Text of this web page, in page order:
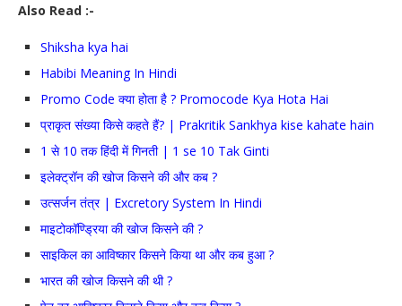
Also Read :-
Shiksha kya hai
Habibi Meaning In Hindi
Promo Code क्या होता है ? Promocode Kya Hota Hai
प्राकृत संख्या किसे कहते हैं? | Prakritik Sankhya kise kahate hain
1 से 10 तक हिंदी में गिनती | 1 se 10 Tak Ginti
इलेक्ट्रॉन की खोज किसने की और कब ?
उत्सर्जन तंत्र | Excretory System In Hindi
माइटोकॉण्ड्रिया की खोज किसने की ?
साइकिल का आविष्कार किसने किया था और कब हुआ ?
भारत की खोज किसने की थी ?